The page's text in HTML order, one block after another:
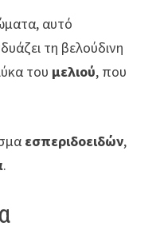
αυτό
τη βελούδινη
του μελιού, που
εσπεριδοειδών,
.